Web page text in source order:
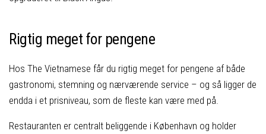
Rigtig meget for pengene
Hos The Vietnamese får du rigtig meget for pengene af både
gastronomi, stemning og nærværende service – og så ligger de
endda i et prisniveau, som de fleste kan være med på.
Restauranten er centralt beliggende i København og holder